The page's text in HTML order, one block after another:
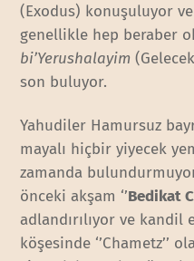
(Exodus) konuşuluyor
genellikle hep beraber
bi’Yerushalayim
son buluyor.
Yahudiler Hamursuz
mayalı hiçbir yiyecek
zamanda
önceki akşam ‘’Bedikat
adlandırılıyor ve
köşesinde ‘’Chametz’’